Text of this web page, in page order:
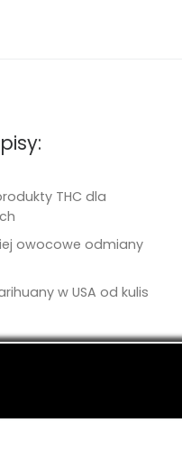
THC dla
owocowe odmiany
w USA od kulis